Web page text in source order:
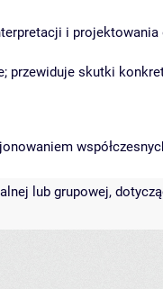
i projektowania
skutki
lub grupowej,